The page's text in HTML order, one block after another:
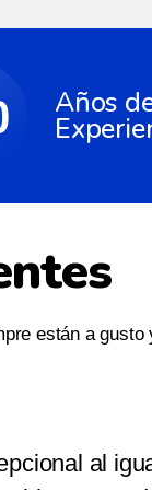
Años
están a gusto
si el cliente